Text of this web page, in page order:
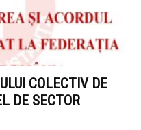
COLECTIV DE
DE SECTOR